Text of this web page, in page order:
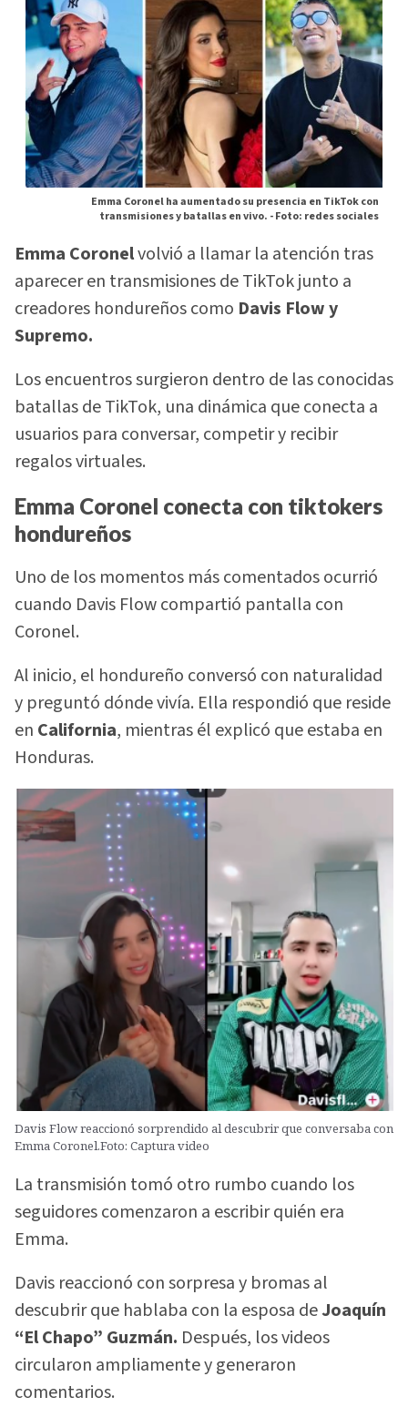
Emma Coronel ha aumentado su presencia en TikTok con
transmisiones y batallas en vivo. -Foto: redes sociales
Emma Coronelvolvió a llamar la atención tras
aparecer en transmisiones de TikTok junto a
creadores hondureños como Davis Flow y
Supremo.
Los encuentros surgieron dentro de las conocidas
batallas de TikTok, una dinámica que conecta a
usuarios para conversar, competir y recibir
regalos virtuales.
Emma Coronel conecta con tiktokers
hondureños
Uno de los momentos más comentados ocurrió
cuando Davis Flow compartió pantalla con
Coronel.
Al inicio, el hondureño conversó con naturalidad
y preguntó dónde vivía. Ella respondió que reside
en California, mientras él explicó que estaba en
Honduras.
Davis Flow reaccionó sorprendido al descubrir que conversaba con
Emma Coronel.Foto: Captura video
La transmisión tomó otro rumbo cuando los
seguidores comenzaron a escribir quién era
Emma.
Davis reaccionó con sorpresa y bromas al
descubrir que hablaba con la esposa deJoaquín
“El Chapo” Guzmán. Después, los videos
circularon ampliamente y generaron
comentarios.